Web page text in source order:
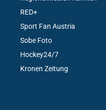
RED+
Sport Fan Austria
Sobe Foto
Hockey24/7
Kronen Zeitung